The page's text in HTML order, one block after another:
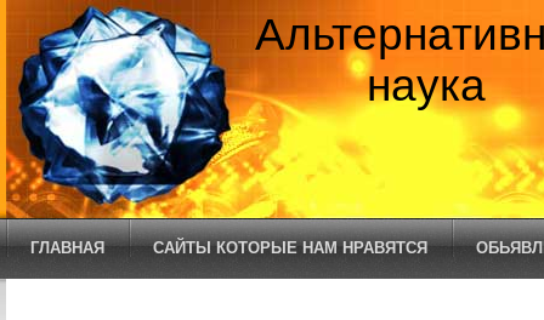
наука
ГЛАВНАЯ САЙТЫ КОТОРЫЕ НАМ НРАВЯТСЯ